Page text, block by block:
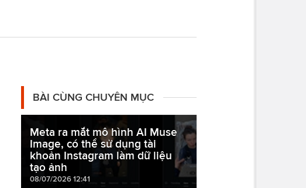
BÀI CÙNG CHUYÊN MỤC
Meta ra mắt mô hình AI Muse
Image, có thể sử dụng tài
khoản Instagram làm dữ liệu
tạo ảnh
08/07/2026 12:41